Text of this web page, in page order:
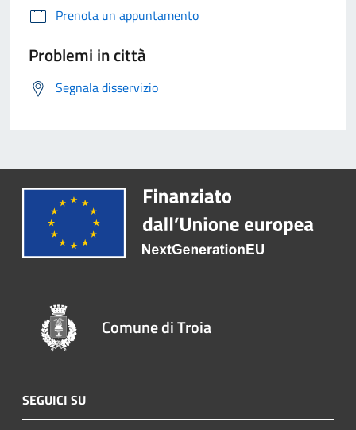
Prenota un appuntamento
Problemi in città
Segnala disservizio
Comune di Troia
SEGUICI SU